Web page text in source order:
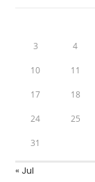
3 4
10 11
17 18
24 25
31
« Jul